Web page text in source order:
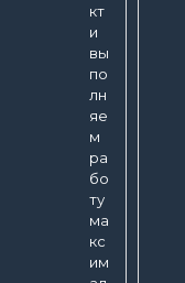
кт
и
вы
по
лн
яе
м
ра
бо
ту
ма
кс
им